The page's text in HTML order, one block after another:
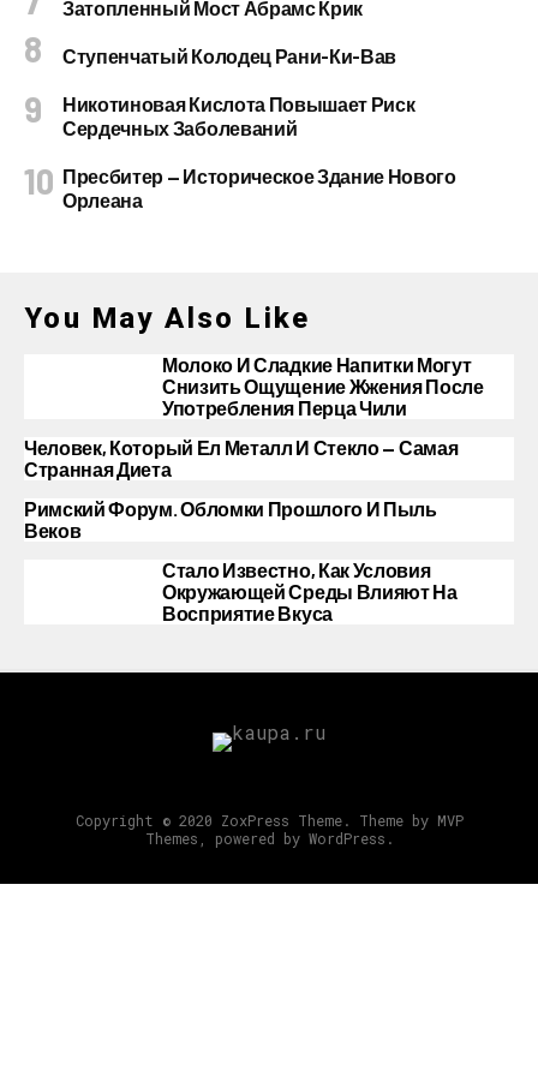
Затопленный Мост Абрамс Крик
Ступенчатый Колодец Рани-Ки-Вав
Никотиновая Кислота Повышает Риск
Сердечных Заболеваний
Пресбитер — Историческое Здание Нового
Орлеана
You May Also Like
Молоко И Сладкие Напитки Могут
Снизить Ощущение Жжения После
Употребления Перца Чили
Человек, Который Ел Металл И Стекло — Самая
Странная Диета
Римский Форум. Обломки Прошлого И Пыль
Веков
Стало Известно, Как Условия
Окружающей Среды Влияют На
Восприятие Вкуса
Copyright © 2020 ZoxPress Theme. Theme by MVP
Themes, powered by WordPress.